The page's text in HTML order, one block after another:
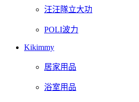
汪汪隊立大功
POLI波力
Kikimmy
居家用品
浴室用品